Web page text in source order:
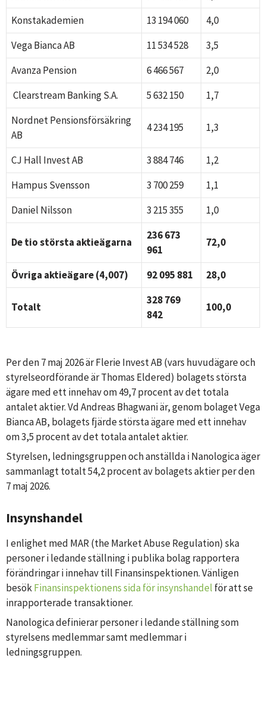
Konstakademien
13 194 060
4,0
Vega Bianca AB
11 534 528
3,5
Avanza Pension
6 466 567
2,0
Clearstream Banking S.A.
5 632 150
1,7
Nordnet Pensionsförsäkring
AB
4 234 195 1,3
CJ Hall Invest AB 3 884 746
1,2
Hampus Svensson
3 700 259
1,1
Daniel Nilsson
3 215 355 1,0
De tio största aktieägarna
236 673
961
72,0
Övriga aktieägare (4,007) 92 095 881 28,0
Totalt
328 769
842
100,0
Per den 7 maj 2026 är Flerie Invest AB (vars huvudägare och
styrelseordförande ärThomas Eldered) bolagets största
ägare med ett innehav om 49,7 procent av det totala
antalet aktier. Vd Andreas Bhagwani är, genom bolaget Vega
Bianca AB, bolagets fjärde största ägare med ett innehav
om 3,5 procent av det totala antalet aktier.
Styrelsen, ledningsgruppen och anställda i Nanologica äger
sammanlagt totalt 54,2 procent av bolagets aktier per den
7 maj 2026.
Insynshandel
I enlighet med MAR (the Market Abuse Regulation) ska
personer i ledande ställning i publika bolag rapportera
förändringar i innehav till Finansinspektionen. Vänligen
besökFinansinspektionens sida för insynshandel för att se
inrapporterade transaktioner.
Nanologica definierar personer i ledande ställning som
styrelsens medlemmar samt medlemmar i
ledningsgruppen.